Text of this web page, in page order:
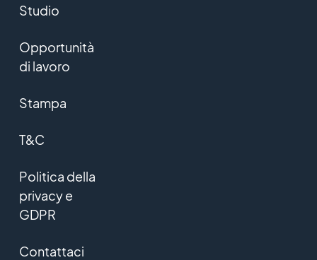
Studio
Opportunità
di lavoro
Stampa
T&C
Politica della
privacy e
GDPR
Contattaci